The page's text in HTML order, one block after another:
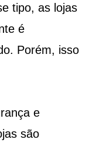
tipo, as lojas
é
Porém, isso
e
são